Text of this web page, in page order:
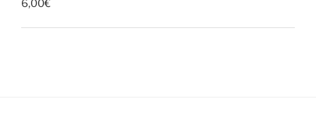
6,00€